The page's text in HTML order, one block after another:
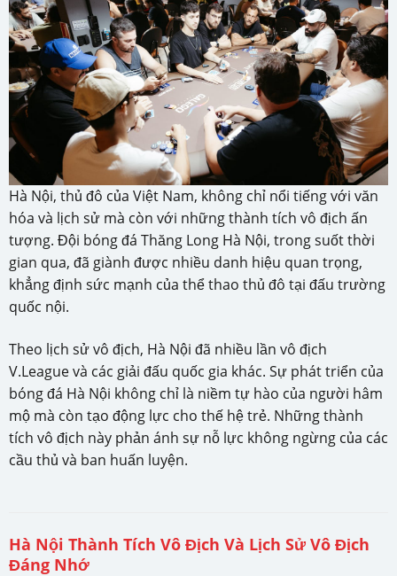
Hà Nội, thủ đô của Việt Nam, không chỉ nổi tiếng với văn
hóa và lịch sử mà còn với những thành tích vô địch ấn
tượng. Đội bóng đá Thăng Long Hà Nội, trong suốt thời
gian qua, đã giành được nhiều danh hiệu quan trọng,
khẳng định sức mạnh của thể thao thủ đô tại đấu trường
quốc nội.
Theo lịch sử vô địch, Hà Nội đã nhiều lần vô địch
V.League và các giải đấu quốc gia khác. Sự phát triển của
bóng đá Hà Nội không chỉ là niềm tự hào của người hâm
mộ mà còn tạo động lực cho thế hệ trẻ. Những thành
tích vô địch này phản ánh sự nỗ lực không ngừng của các
cầu thủ và ban huấn luyện.
Hà Nội Thành Tích Vô Địch Và Lịch Sử Vô Địch
Đáng Nhớ